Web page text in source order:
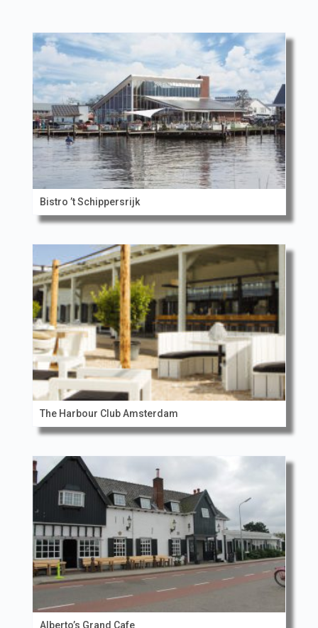
Bistro ’t Schippersrijk
The Harbour Club Amsterdam
Alberto’s Grand Cafe